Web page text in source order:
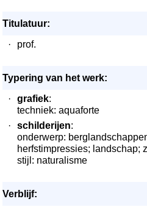
Titulatuur:
·
prof.
Typering van het werk:
·
grafiek:
techniek: aquaforte
·
schilderijen:
onderwerp:
herfstimpressies; landschap;
stijl: naturalisme
Verblijf: